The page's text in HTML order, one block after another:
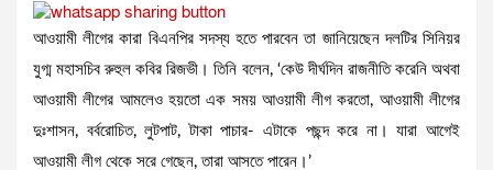
আওয়ামী লীগের কারা বিএনপির সদস্য হতে পারবেন তা জানিয়েছেন দলটির সিনিয়র
যুগ্ম মহাসচিব রুহুল কবির রিজভী। তিনি বলেন, ‘কেউ দীর্ঘদিন রাজনীতি করেনি অথবা
আওয়ামী লীগের আমলেও হয়তো এক সময় আওয়ামী লীগ করতো, আওয়ামী লীগের
দুঃশাসন, বর্বরোচিত, লুটপাট, টাকা পাচার- এটাকে পছন্দ করে না। যারা আগেই
আওয়ামী লীগ থেকে সরে গেছেন, তারা আসতে পারেন।’